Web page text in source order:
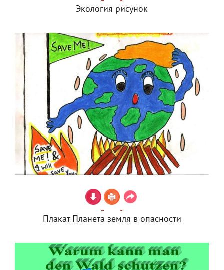
Экология рисунок
Плакат Планета земля в опасности